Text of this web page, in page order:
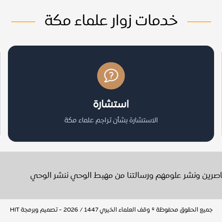
خدمات زوار علماء مكة
استشارة
الاستشارة بشأن تراجم علماء مكة
ونشر علومهم ورسالتنا من مهبط الوحي ننشر الوحي
جميع الحقوق محفوظة © وقف العلماء الخيري 1447 / 2026 - تصميم وبرمجة HIT